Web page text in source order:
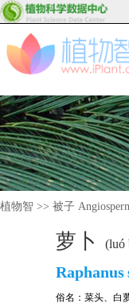
植物智 >> 被子
萝卜 (luó
Raphanus
俗名： 菜头、 白